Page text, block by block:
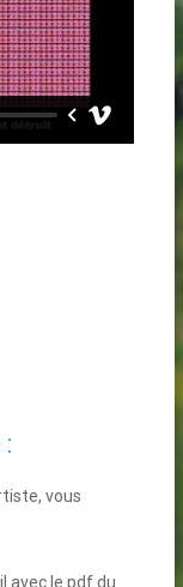
vous
avec le pdf du